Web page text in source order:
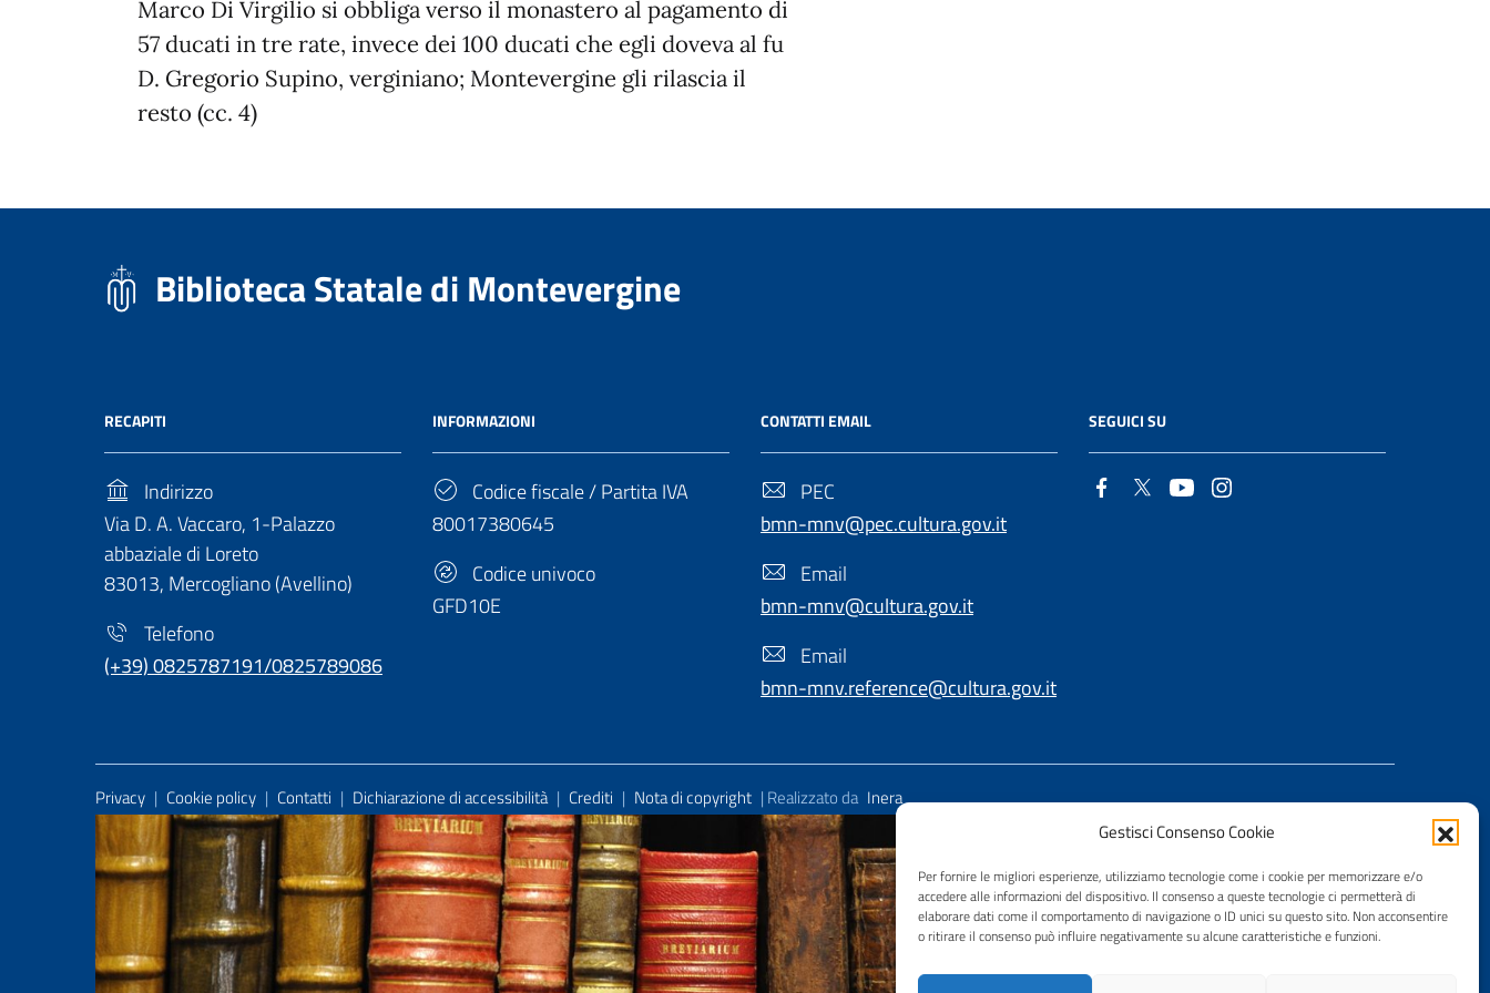
Gestisci Consenso Cookie
Per fornire le migliori esperienze, utilizziamo tecnologie come i cookie per memorizzare e/o
accedere alle informazioni del dispositivo. Il consenso a queste tecnologie ci permetterà di
elaborare dati come il comportamento di navigazione o ID unici su questo sito. Non acconsentire
o ritirare il consenso può influire negativamente su alcune caratteristiche e funzioni.
Marco Di Virgilio si obbliga verso il monastero al pagamento di
57 ducati in tre rate, invece dei 100 ducati che egli doveva al fu
D. Gregorio Supino, verginiano; Montevergine gli rilascia il
resto (cc. 4)
Biblioteca Statale di Montevergine
RECAPITI
Indirizzo
Via D. A. Vaccaro, 1-Palazzo
abbaziale di Loreto
83013, Mercogliano (Avellino)
Telefono
(+39) 0825787191/0825789086
INFORMAZIONI
Codice fiscale / Partita IVA
80017380645
Codice univoco
GFD10E
CONTATTI EMAIL
PEC
bmn-mnv@pec.cultura.gov.it
Email
bmn-mnv@cultura.gov.it
Email
bmn-mnv.reference@cultura.gov.it
SEGUICI SU
Useful Links Section
Privacy | Cookie policy | Contatti | Dichiarazione di accessibilità | Crediti | Nota di copyright | Realizzato da Inera